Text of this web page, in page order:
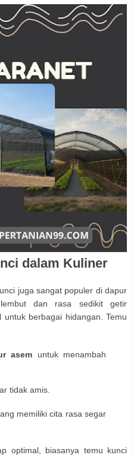
dalam Kuliner
juga sangat populer di dapur
dan rasa sedikit getir
berbagai hidangan. Temu
asem untuk menambah
tidak amis.
memiliki cita rasa segar
optimal, biasanya temu kunci